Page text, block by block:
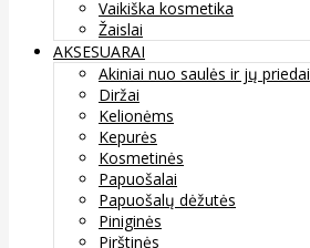
Vaikiška kosmetika
Žaislai
AKSESUARAI
Akiniai nuo saulės ir jų priedai
Diržai
Kelionėms
Kepurės
Kosmetinės
Papuošalai
Papuošalų dėžutės
Piniginės
Pirštinės